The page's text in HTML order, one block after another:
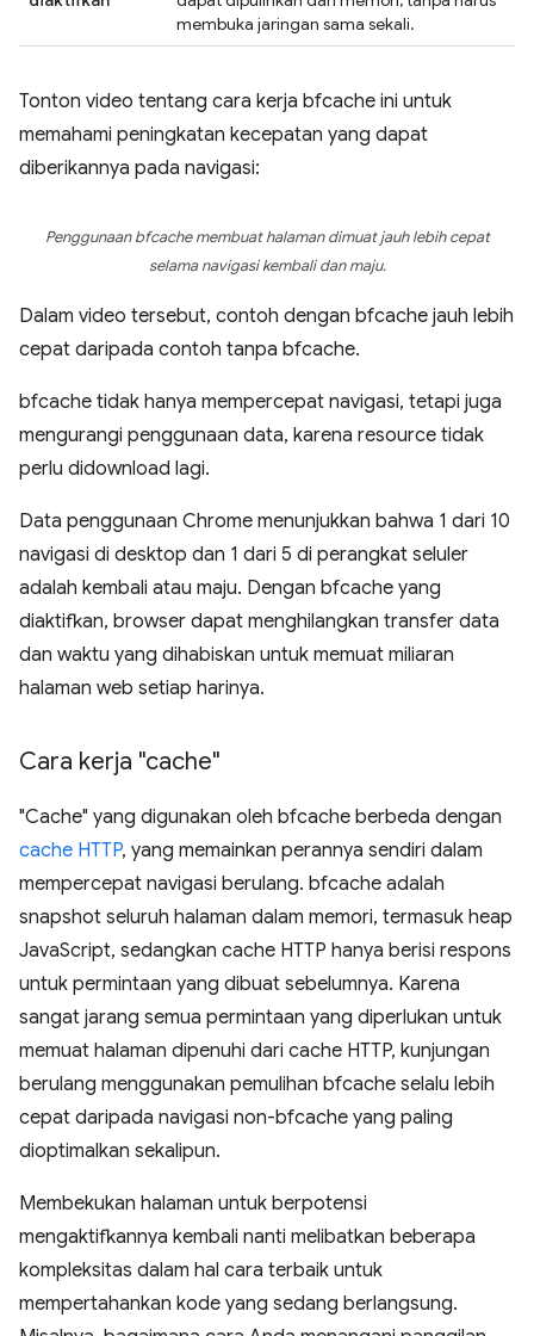
membuka jaringan sama sekali.
Tonton video tentang cara kerja bfcache ini untuk
memahami peningkatan kecepatan yang dapat
diberikannya pada navigasi:
Penggunaan bfcache membuat halaman dimuat jauh lebih cepat
selama navigasi kembali dan maju.
Dalam video tersebut, contoh dengan bfcache jauh lebih
cepat daripada contoh tanpa bfcache.
bfcache tidak hanya mempercepat navigasi, tetapi juga
mengurangi penggunaan data, karena resource tidak
perlu didownload lagi.
Data penggunaan Chrome menunjukkan bahwa 1 dari 10
navigasi di desktop dan 1 dari 5 di perangkat seluler
adalah kembali atau maju. Dengan bfcache yang
diaktifkan, browser dapat menghilangkan transfer data
dan waktu yang dihabiskan untuk memuat miliaran
halaman web setiap harinya.
Cara kerja "cache"
"Cache" yang digunakan oleh bfcache berbeda dengan
cache HTTP, yang memainkan perannya sendiri dalam
mempercepat navigasi berulang. bfcache adalah
snapshot seluruh halaman dalam memori, termasuk heap
JavaScript, sedangkan cache HTTP hanya berisi respons
untuk permintaan yang dibuat sebelumnya. Karena
sangat jarang semua permintaan yang diperlukan untuk
memuat halaman dipenuhi dari cache HTTP, kunjungan
berulang menggunakan pemulihan bfcache selalu lebih
cepat daripada navigasi non-bfcache yang paling
dioptimalkan sekalipun.
Membekukan halaman untuk berpotensi
mengaktifkannya kembali nanti melibatkan beberapa
kompleksitas dalam hal cara terbaik untuk
mempertahankan kode yang sedang berlangsung.